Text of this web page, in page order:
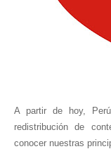
A partir de hoy,
redistribución de
conocer nuestras